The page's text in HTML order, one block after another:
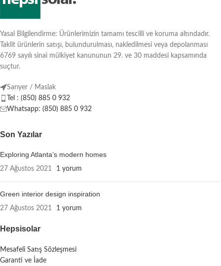
Yasal Bilgilendirme: Ürünlerimizin tamamı tescilli ve koruma altındadır.
Taklit ürünlerin satışı, bulundurulması, nakledilmesi veya depolanması
6769 sayılı sinai mülkiyet kanununun 29. ve 30 maddesi kapsamında
suçtur.
Sarıyer / Maslak
Tel : (850) 885 0 932
Whatsapp: (850) 885 0 932
Son Yazılar
Exploring Atlanta’s modern homes
27 Ağustos 2021 1 yorum
Green interior design inspiration
27 Ağustos 2021 1 yorum
Hepsisolar
Mesafeli Satış Sözleşmesi
Garanti ve İade